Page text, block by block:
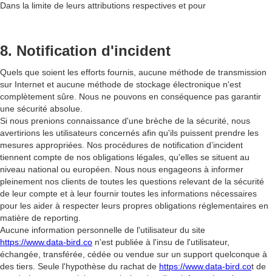
Dans la limite de leurs attributions respectives et pour
8. Notification d'incident
Quels que soient les efforts fournis, aucune méthode de transmission
sur Internet et aucune méthode de stockage électronique n'est
complètement sûre. Nous ne pouvons en conséquence pas garantir
une sécurité absolue.
Si nous prenions connaissance d'une brèche de la sécurité, nous
avertirions les utilisateurs concernés afin qu'ils puissent prendre les
mesures appropriées. Nos procédures de notification d’incident
tiennent compte de nos obligations légales, qu'elles se situent au
niveau national ou européen. Nous nous engageons à informer
pleinement nos clients de toutes les questions relevant de la sécurité
de leur compte et à leur fournir toutes les informations nécessaires
pour les aider à respecter leurs propres obligations réglementaires en
matière de reporting.
Aucune information personnelle de l'utilisateur du site
https://www.data-bird.co n'est publiée à l'insu de l'utilisateur,
échangée, transférée, cédée ou vendue sur un support quelconque à
des tiers. Seule l'hypothèse du rachat de https://www.data-bird.cot de